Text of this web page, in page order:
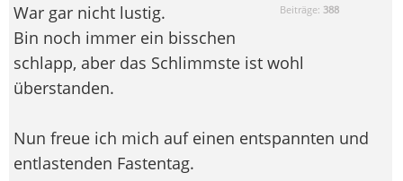
Beiträge: 388
War gar nicht lustig.
Bin noch immer ein bisschen
schlapp, aber das Schlimmste ist wohl
überstanden.
Nun freue ich mich auf einen entspannten und
entlastenden Fastentag.